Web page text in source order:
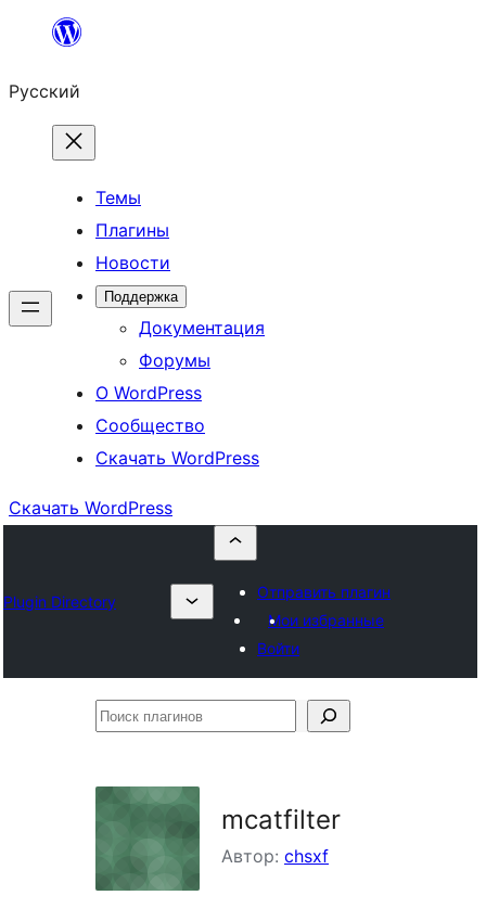
Перейти
содержимому
Русский
Темы
Плагины
Новости
Поддержка
Документация
Форумы
О WordPress
Сообщество
Скачать WordPress
Скачать WordPress
Plugin Directory
Отправить плагин
Мои избранные
Войти
Поиск
mcatfilter
Автор: chsxf